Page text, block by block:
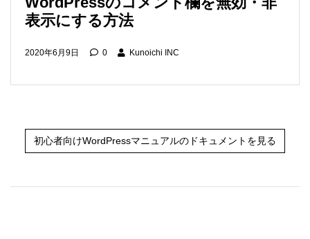
表示にする方法
2020年6月9日 0 Kunoichi INC
初心者向けWordPressマニュアルのドキュメントを見る